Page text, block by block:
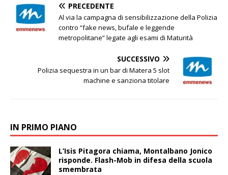
PRECEDENTE
Al via la campagna di sensibilizzazione della Polizia
contro “fake news, bufale e leggende
metropolitane” legate agli esami di Maturità
SUCCESSIVO
Polizia sequestra in un bar di Matera 5 slot
machine e sanziona titolare
IN PRIMO PIANO
L’Isis Pitagora chiama, Montalbano Jonico
risponde. Flash-Mob in difesa della scuola
smembrata